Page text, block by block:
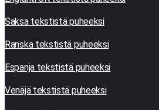
Saksa tekstistä puheeksi
Ranska tekstistä puheeksi
Espanja tekstistä puheeksi
Venäjä tekstistä puheeksi